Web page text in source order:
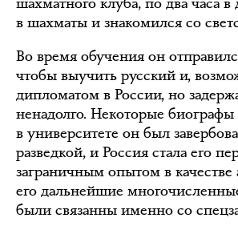
в шахматы и знакомился со
Во время обучения он
чтобы выучить русский и,
дипломатом в России, но
ненадолго. Некоторые биографы
в университете он был
разведкой, и Россия стала его
заграничным опытом в качестве
его дальнейшие
были связанны именно со